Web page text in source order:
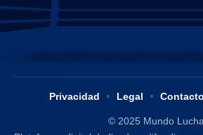
© 2025 Mundo
Privacidad Legal Contacto